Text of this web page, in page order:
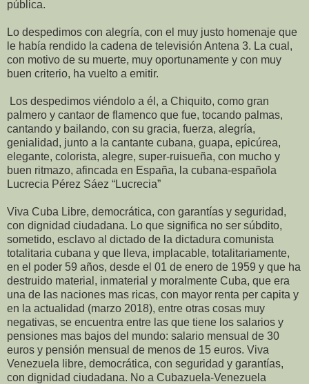
pública.
Lo despedimos con alegría, con el muy justo homenaje que
le había rendido la cadena de televisión Antena 3. La cual,
con motivo de su muerte, muy oportunamente y con muy
buen criterio, ha vuelto a emitir.
Los despedimos viéndolo a él, a Chiquito, como gran
palmero y cantaor de flamenco que fue, tocando palmas,
cantando y bailando, con su gracia, fuerza, alegría,
genialidad, junto a la cantante cubana, guapa, epicúrea,
elegante, colorista, alegre, super-ruisueña, con mucho y
buen ritmazo, afincada en España, la cubana-española
Lucrecia Pérez Sáez “Lucrecia”
Viva Cuba Libre, democrática, con garantías y seguridad,
con dignidad ciudadana. Lo que significa no ser súbdito,
sometido, esclavo al dictado de la dictadura comunista
totalitaria cubana y que lleva, implacable, totalitariamente,
en el poder 59 años, desde el 01 de enero de 1959 y que ha
destruido material, inmaterial y moralmente Cuba, que era
una de las naciones mas ricas, con mayor renta per capita y
en la actualidad (marzo 2018), entre otras cosas muy
negativas, se encuentra entre las que tiene los salarios y
pensiones mas bajos del mundo: salario mensual de 30
euros y pensión mensual de menos de 15 euros. Viva
Venezuela libre, democrática, con seguridad y garantías,
con dignidad ciudadana. No a Cubazuela-Venezuela